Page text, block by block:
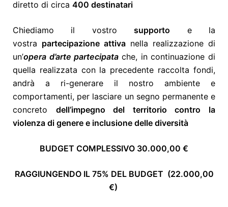
diretto di circa 400 destinatari
Chiediamo il vostrosupporto e la
vostra partecipazione attiva nella realizzazione di
un’opera d’arte partecipata che, in continuazione di
quella realizzata con la precedente raccolta fondi,
andrà a ri-generare il nostro ambiente e
comportamenti, per lasciare un segno permanente e
concreto dell’impegno del territorio contro la
violenza di genere e inclusione delle diversità
BUDGET COMPLESSIVO 30.000,00 €
RAGGIUNGENDO IL 75% DEL BUDGET (22.000,00
€)